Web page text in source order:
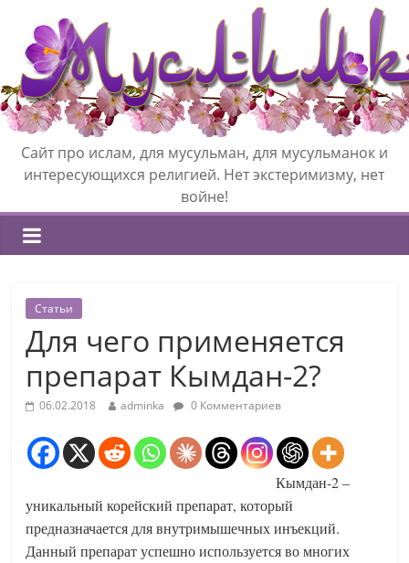
Сайт про ислам, для мусульман, для мусульманок и
интересующихся религией. Нет экстеримизму, нет
войне!
Статьи
Для чего применяется
препарат Кымдан-2?
06.02.2018 adminka 0 Комментариев
Кымдан-2 –
уникальный корейский препарат, который
предназначается для внутримышечных инъекций.
Данный препарат успешно используется во многих